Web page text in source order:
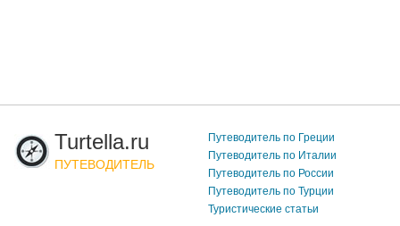
Turtella.ru
ПУТЕВОДИТЕЛЬ
Путеводитель по Греции
Путеводитель по Италии
Путеводитель по России
Путеводитель по Турции
Туристические статьи